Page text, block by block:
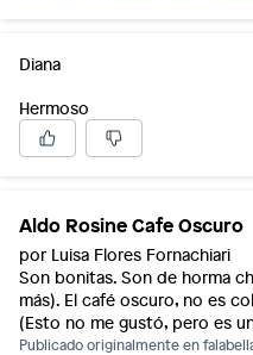
Diana
Hermoso
Aldo Rosine Cafe Oscuro
por Luisa Flores Fornachiari
Son bonitas. Son de horma
más). El café oscuro, no es
(Esto no me gustó, pero es
Publicado originalmente en